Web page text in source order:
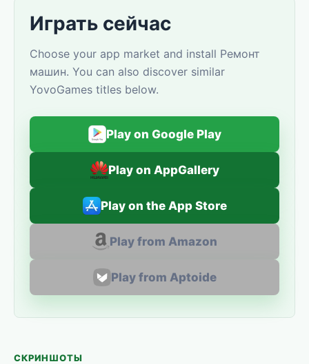
Играть сейчас
Choose your app market and install Ремонт
машин. You can also discover similar
YovoGames titles below.
Play on Google Play
Play on AppGallery
Play on the App Store
Play from Amazon
Play from Aptoide
СКРИНШОТЫ